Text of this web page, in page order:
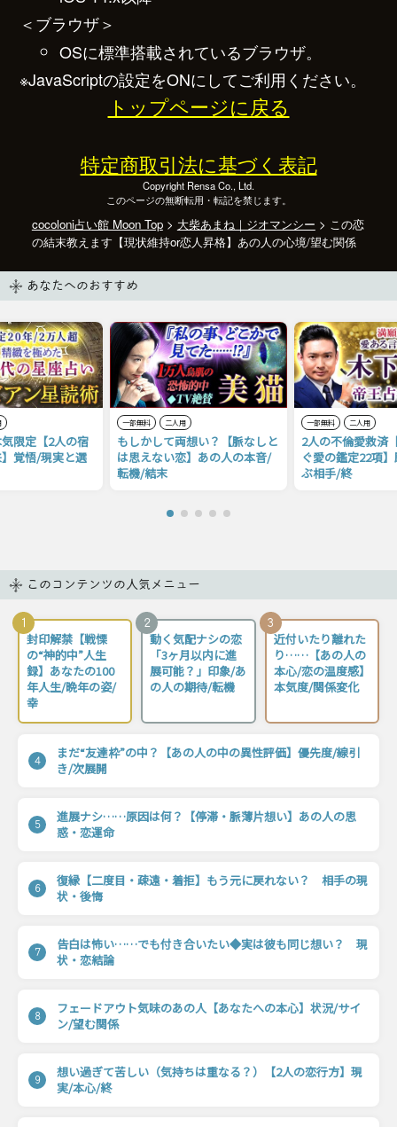
＜ブラウザ＞
OSに標準搭載されているブラウザ。
※JavaScriptの設定をONにしてご利用ください。
トップページに戻る
特定商取引法に基づく表記
Copyright Rensa Co., Ltd.
このページの無断転用・転記を禁じます。
cocoloni占い館 Moon Top> 大柴あまね｜ジオマンシー > この恋
の結末教えます【現状維持or恋人昇格】あの人の心境/望む関係
あなたへのおすすめ
限定【2人の宿
覚悟/現実と選
一部無料 二人用
もしかして両想い？【脈なしと
は思えない恋】あの人の本音/
転機/結末
一部無料 二人用
2人の不倫愛救済
ぐ愛の鑑定22項
ぶ相手/終
このコンテンツの人気メニュー
1
封印解禁【戦慄
の“神的中”人生
録】あなたの100
年人生/晩年の姿/
幸
2
動く気配ナシの恋
「3ヶ月以内に進
展可能？」印象/あ
の人の期待/転機
3
近付いたり離れた
り……【あの人の
本心/恋の温度感】
本気度/関係変化
4
まだ“友達枠”の中？【あの人の中の異性評価】優先度/線引
き/次展開
5
進展ナシ……原因は何？【停滞・脈薄片想い】あの人の思
惑・恋運命
6
復縁【二度目・疎遠・着拒】もう元に戻れない？ 相手の現
状・後悔
7
告白は怖い……でも付き合いたい◆実は彼も同じ想い？ 現
状・恋結論
8
フェードアウト気味のあの人【あなたへの本心】状況/サイ
ン/望む関係
9
想い過ぎて苦しい（気持ちは重なる？）【2人の恋行方】現
実/本心/終